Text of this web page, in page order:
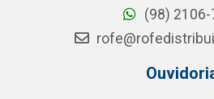
(98) 2106-